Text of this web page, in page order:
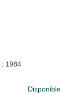
; 1984
Disponible